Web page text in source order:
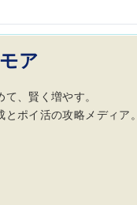
ア
て、賢く増やす。
とポイ活の攻略メディア。